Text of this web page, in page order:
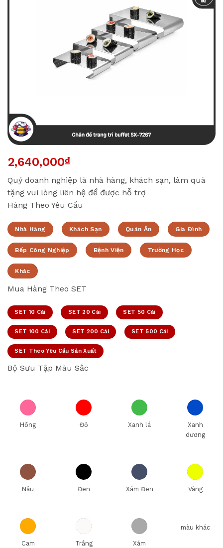
2,640,000₫
Quý doanh nghiệp là nhà hàng, khách sạn, làm quà
tặng vui lòng liên hệ để được hỗ trợ
Hàng Theo Yêu Cầu
Nhà Hàng Khách Sạn Quán Ăn Gia Đình
Bếp Công Nghiệp Bệnh Viện Trường Học
Khác
Mua Hàng Theo SET
SET 10 Cái SET 20 Cái SET 50 Cái
SET 100 Cái SET 200 Cái SET 500 Cái
SET Theo Yêu Cầu Sản Xuất
Bộ Sưu Tập Màu Sắc
Hồng Đỏ Xanh lá
Xanh
dương
Nâu Đen Xám Đen Vàng
Cam Trắng Xám
màu khác